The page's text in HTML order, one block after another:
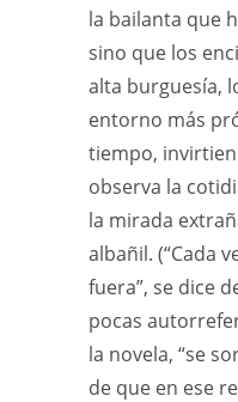
la bailanta que
sino que los
alta burguesía,
entorno más
tiempo,
observa la
la mirada
albañil. (“Cada
fuera”, se dice
pocas
la novela, “se
de que en ese